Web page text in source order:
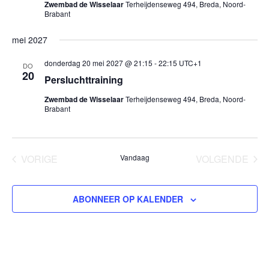
Zwembad de WisselaarTerheijdenseweg 494, Breda, Noord-
Brabant
mei 2027
DO
20 Persluchttraining
donderdag 20 mei 2027 @ 21:15 -22:15 UTC+1
Zwembad de WisselaarTerheijdenseweg 494, Breda, Noord-
Brabant
VORIGE
Vandaag
VOLGENDE
ABONNEER OP KALENDER